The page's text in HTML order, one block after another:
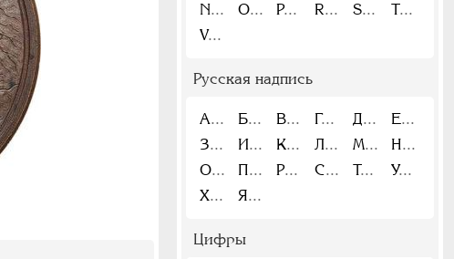
N
O P R S
T
V
Русская надпись
А Б В Г Д
Е
З
И К Л М
Н
О
П Р С Т
У
Х
Я
Цифры